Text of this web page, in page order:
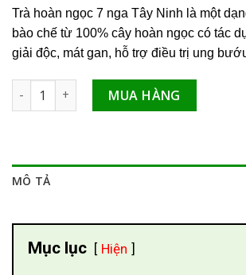
Trà hoàn ngọc 7 nga Tây Ninh là một
bào chế từ 100% cây hoàn ngọc có tác
giải độc, mát gan, hỗ trợ điều trị ung
Trà hoàn ngọc Xanh hỗ trợ điều trị ung
MUA HÀNG
MÔ TẢ
Mục lục Hiện